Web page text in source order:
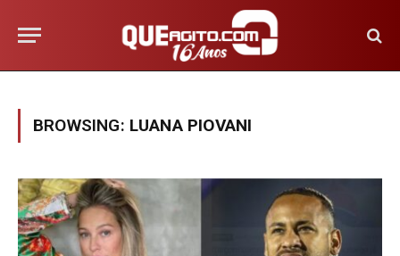
BROWSING: LUANA PIOVANI